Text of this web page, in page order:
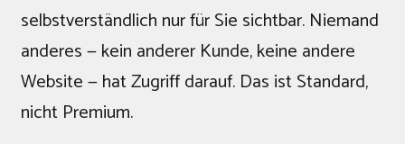
selbstverständlich nur für Sie sichtbar. Niemand
anderes — kein anderer Kunde, keine andere
Website — hat Zugriff darauf. Das ist Standard,
nicht Premium.